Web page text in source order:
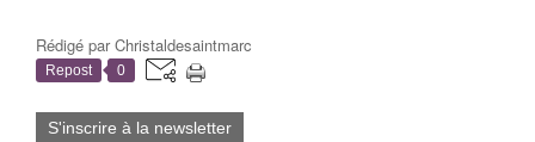
Rédigé parChristaldesaintmarc
Repost 0
S'inscrire à la newsletter